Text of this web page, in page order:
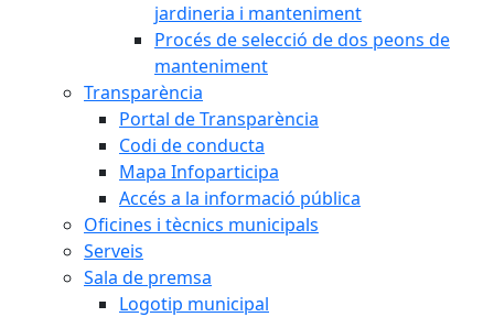
jardineria i manteniment
Procés de selecció de dos peons de
manteniment
Transparència
Portal de Transparència
Codi de conducta
Mapa Infoparticipa
Accés a la informació pública
Oficines i tècnics municipals
Serveis
Sala de premsa
Logotip municipal